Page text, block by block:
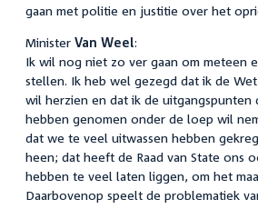
gaan met politie en justitie over het
Minister Van Weel:
Ik wil nog niet zo ver gaan om meteen
stellen. Ik heb wel gezegd dat ik de
wil herzien en dat ik de uitgangspunten
hebben genomen onder de loep wil
dat we te veel uitwassen hebben
heen; dat heeft de Raad van State ons
hebben te veel laten liggen, om het
Daarbovenop speelt de problematiek